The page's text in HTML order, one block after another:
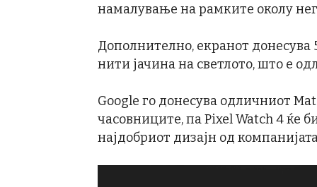
намалување на рамките околу
Дополнително, екранот донесува
нити јачина на светлото, што е
Google го донесува одличниот
часовниците, па Pixel Watch 4 ќе
најдобриот дизајн од